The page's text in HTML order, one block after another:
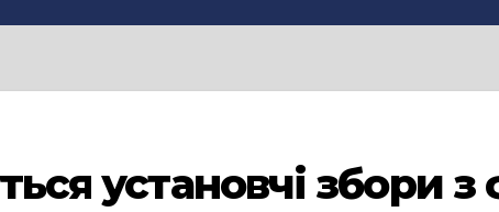
установчі збори